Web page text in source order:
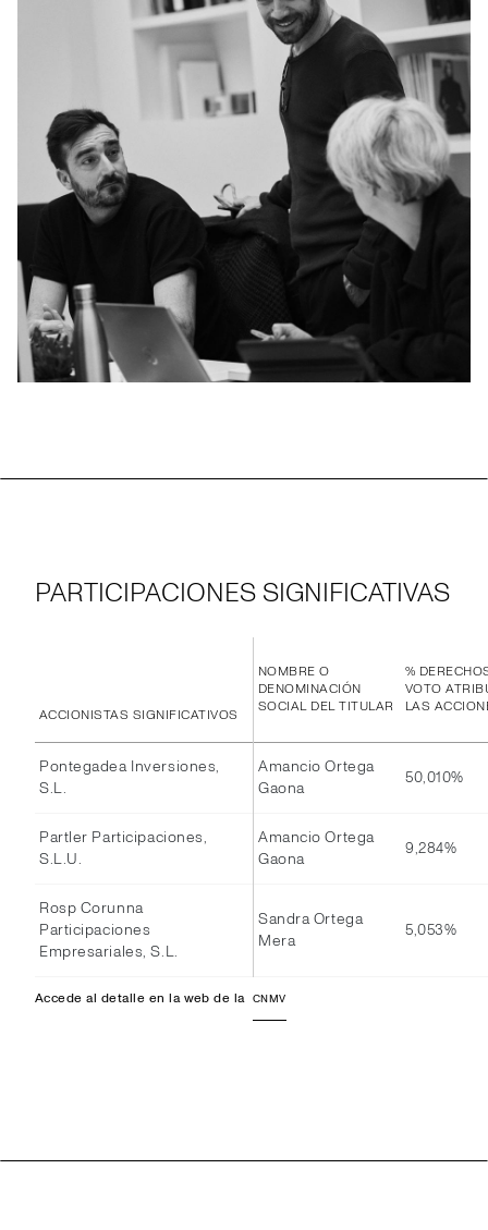
PARTICIPACIONES SIGNIFICATIVAS
ACCIONISTAS SIGNIFICATIVOS
NOMBRE O
DENOMINACIÓN
SOCIAL DEL TITULAR
%
VOTO
LAS
Pontegadea Inversiones,
S.L.
Amancio Ortega
Gaona
50,010%
Partler Participaciones,
S.L.U.
Amancio Ortega
Gaona
9,284%
Rosp Corunna
Participaciones
Empresariales, S.L.
Sandra Ortega
Mera
5,053%
Accede al detalle en la web de la CNMV